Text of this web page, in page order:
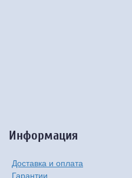
Информация
Доставка и оплата
Гарантии